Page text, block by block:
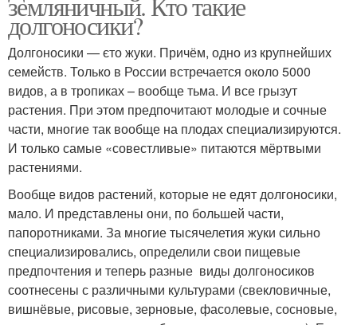
долгоносики?
Долгоносики — єто жуки. Причём, одно из крупнейших
семейств. Только в России встречается около 5000
видов, а в тропиках – вообще тьма. И все грызут
растения. При этом предпочитают молодые и сочные
части, многие так вообще на плодах специализируются.
И только самые «совестливые» питаются мёртвыми
растениями.
Вообще видов растений, которые не едят долгоносики,
мало. И представлены они, по большей части,
папоротниками. За многие тысячелетия жуки сильно
специализировались, определили свои пищевые
предпочтения и теперь разные виды долгоносиков
соотнесены с различными культурами (свекловичные,
вишнёвые, рисовые, зерновые, фасолевые, сосновые,